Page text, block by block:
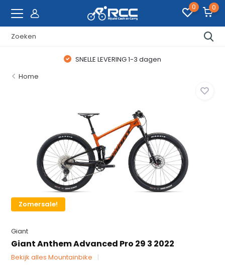
0 0
SNELLE LEVERING 1-3 dagen
Home
Zomersale!
Giant
Giant Anthem Advanced Pro 29 3 2022
Bekijk alles Mountainbike